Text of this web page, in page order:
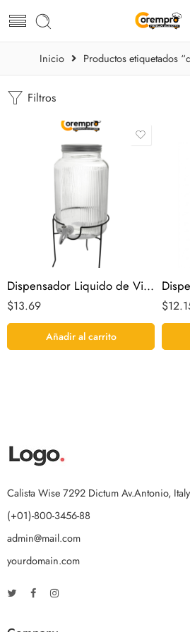
Inicio Productos etiquetados
Filtros
Dispensador Liquido de Vidrio 5.4 Litros
$13.69
Añadir al carrito
$
Calista Wise 7292 Dictum Av.Antonio,
(+01)-800-3456-88
admin@mail.com
yourdomain.com